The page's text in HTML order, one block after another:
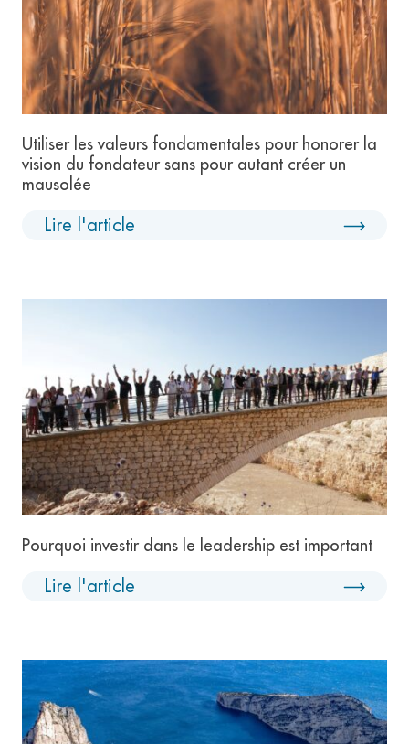
Utiliser les valeurs fondamentales pour honorer la
vision du fondateur sans pour autant créer un
mausolée
Lire l'article
Pourquoi investir dans le leadership est important
Lire l'article